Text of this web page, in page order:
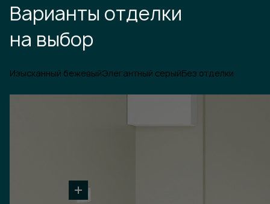
Варианты отделки
на выбор
Изысканный бежевыйЭлегантный серыйБез отделки